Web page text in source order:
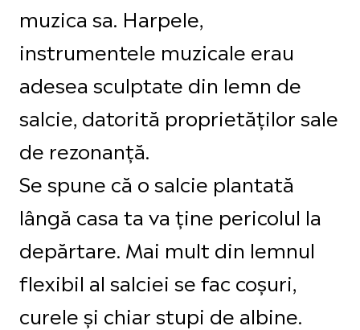
muzica sa. Harpele,
instrumentele muzicale erau
adesea sculptate din lemn de
salcie, datorită proprietăților sale
de rezonanță.
Se spune că o salcie plantată
lângă casa ta va ține pericolul la
depărtare. Mai mult din lemnul
flexibil al salciei se fac coșuri,
curele și chiar stupi de albine.